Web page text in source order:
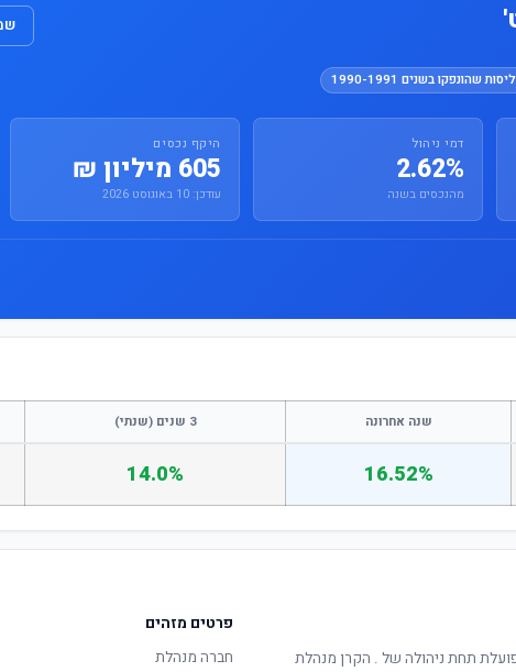
שהונפקו בשנים 1990-1991
דמי ניהול
2.62%
מהנכסים בשנה
היקף נכסים
605 מיליון ₪
עודכן: 10 באוגוסט 2026
שנה אחרונה 3 שנים (שנתי)
16.52%
14.0%
תחת ניהולה של . הקרן מנהלת
פרטים מזהים
חברה מנהלת